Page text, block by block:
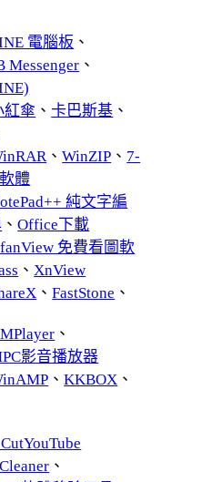
電腦板 、
Messenger 、
紅傘 、卡巴斯基 、
、WinZIP 、 7-
體
純文字編
、Office下載
免費看圖軟
、 XnView
、FastStone 、
、
影音播放器
、KKBOX 、
CutYouTube
、